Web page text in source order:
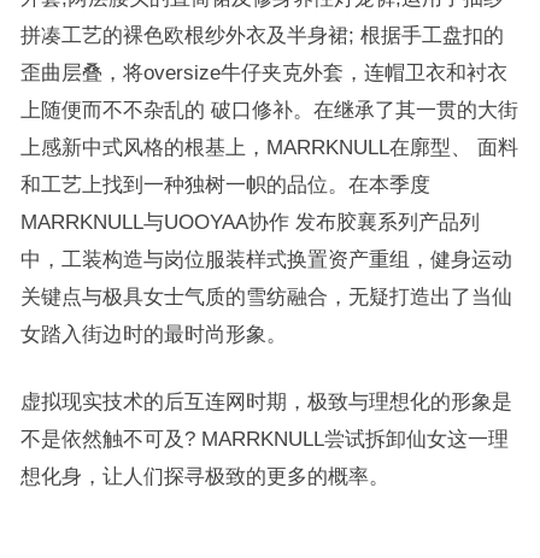
拼凑⼯艺的裸⾊欧根纱外衣及半身裙; 根据⼿工盘扣的
歪曲层叠，将oversize⽜仔夹克外套，连帽卫衣和衬衣
上随便⽽不不杂乱的 破⼝修补。在继承了其⼀贯的大街
上感新中式⻛格的根基上，MARRKNULL在廓型、 ⾯料
和⼯艺上找到一种独树⼀帜的品位。在本季度
MARRKNULL与UOOYAA协作 发布胶襄系列产品列
中，⼯装构造与岗位服装样式换置资产重组，健身运动
关键点与极具女士⽓质的雪纺融合，⽆疑打造出了当仙
女踏入街边时的最时尚形象。
虚拟现实技术的后互连⽹时期，极致与理想化的形象是
不是依然触不可及? MARRKNULL尝试拆卸仙女这⼀理
想化身，让⼈们探寻极致的更多的概率。